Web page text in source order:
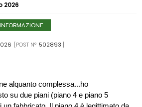
2026
[POST N° 502893 ]
alquanto complessa...ho
su due piani (piano 4 e piano 5